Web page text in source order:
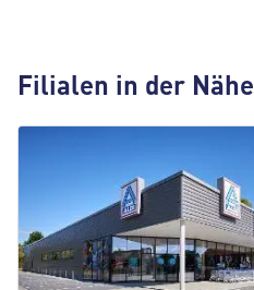
Filialen in der Nähe